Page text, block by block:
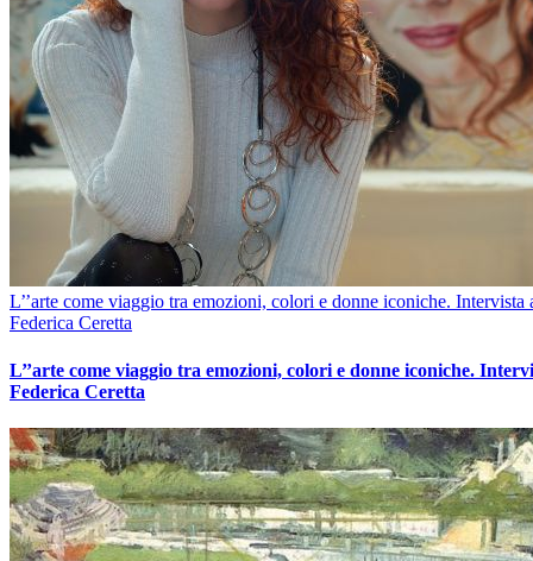
L’’arte come viaggio tra emozioni, colori e donne iconiche. Intervista
Federica Ceretta
L’’arte come viaggio tra emozioni, colori e donne iconiche.
Federica Ceretta